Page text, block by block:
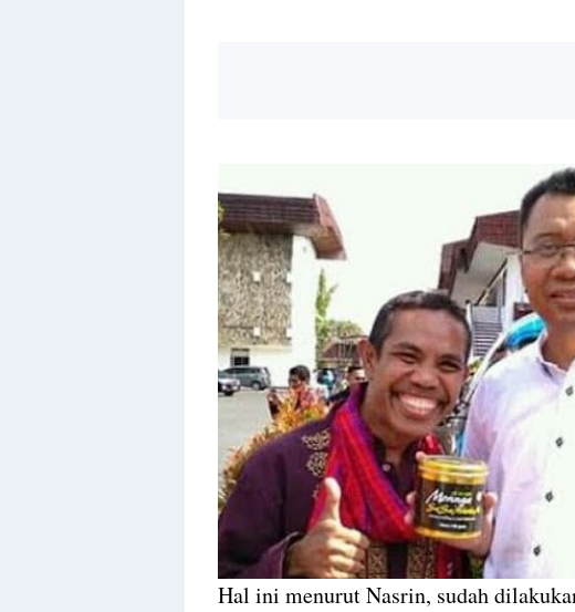
Hal ini menurut Nasrin, sudah